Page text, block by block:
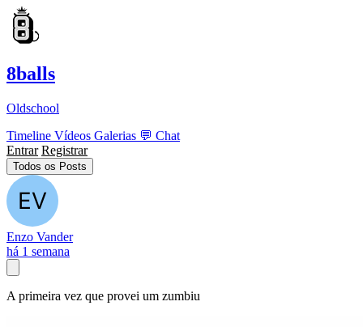
8balls
Oldschool
Timeline Vídeos Galerias 💬 Chat
Entrar Registrar
Todos os Posts
Enzo Vander
há 1 semana
A primeira vez que provei um zumbiu